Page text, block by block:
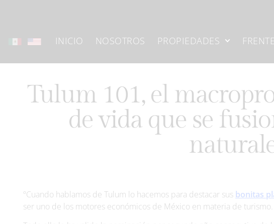
INICIO NOSOTROS PROPIEDADES
Tulum 101, el
de vida que se
ºCuando hablamos de Tulum lo hacemos para destacar sus bonitas
ser uno de los motores económicos de México en materia de turismo.